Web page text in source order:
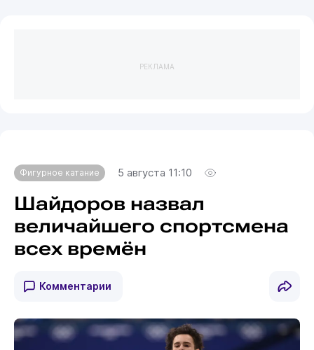
РЕКЛАМА
Фигурное катание 5 августа 11:10
Шайдоров назвал
величайшего спортсмена
всех времён
Комментарии